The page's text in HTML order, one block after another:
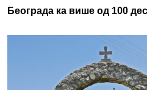
Београда ка више од 100